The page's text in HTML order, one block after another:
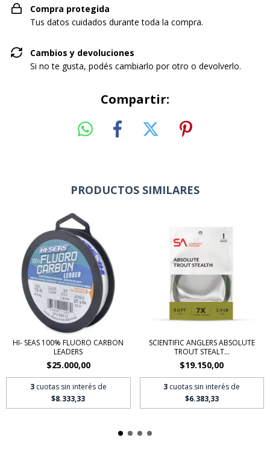
Compra protegida
Tus datos cuidados durante toda la compra.
Cambios y devoluciones
Si no te gusta, podés cambiarlo por otro o devolverlo.
Compartir:
PRODUCTOS SIMILARES
HI- SEAS 100% FLUORO CARBON
LEADERS
$25.000,00
3 cuotas sin interés de
$8.333,33
SCIENTIFIC ANGLERS ABSOLUTE
TROUT STEALT...
$19.150,00
3 cuotas sin interés de
$6.383,33